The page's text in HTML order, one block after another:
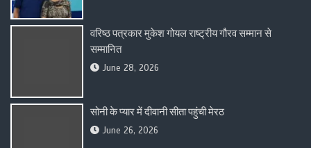
वरिष्ठ पत्रकार मुकेश गोयल राष्ट्रीय गौरव सम्मान से
सम्मानित
June 28, 2026
सोनी के प्यार में दीवानी सीता पहुंची मेरठ
June 26, 2026